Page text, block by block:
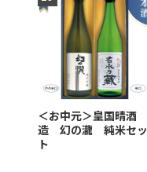
＜お中元＞皇国晴酒
造 幻の瀧 純米セッ
ト